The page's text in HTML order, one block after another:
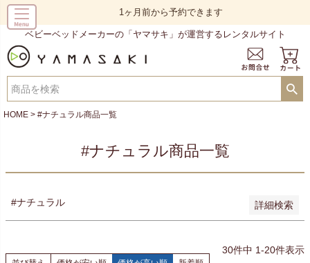
1ヶ月前から予約できます
ベビーベッドメーカーの「ヤマサキ」が運営するレンタルサイト
HOME #ナチュラル商品一覧
#ナチュラル商品一覧
#ナチュラル 詳細検索
予約商品のみを表示
新着順
登録順
価格が安い順
優先度順
キーワードヒット順
検索
30件中 1-20件表示